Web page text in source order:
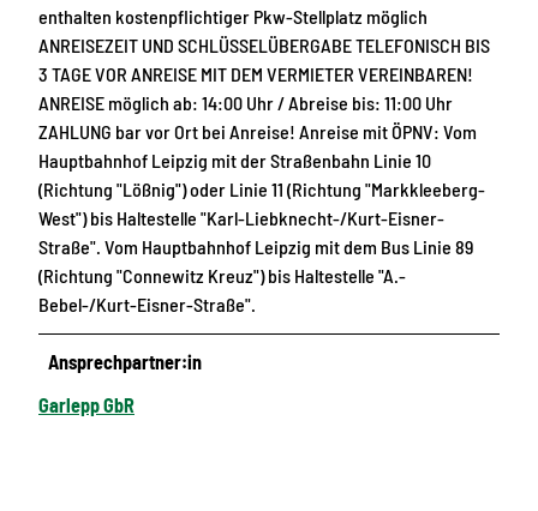
enthalten kostenpflichtiger Pkw-Stellplatz möglich
ANREISEZEIT UND SCHLÜSSELÜBERGABE TELEFONISCH BIS
3 TAGE VOR ANREISE MIT DEM VERMIETER VEREINBAREN!
ANREISE möglich ab: 14:00 Uhr / Abreise bis: 11:00 Uhr
ZAHLUNG bar vor Ort bei Anreise! Anreise mit ÖPNV: Vom
Hauptbahnhof Leipzig mit der Straßenbahn Linie 10
(Richtung "Lößnig") oder Linie 11 (Richtung "Markkleeberg-
West") bis Haltestelle "Karl-Liebknecht-/Kurt-Eisner-
Straße". Vom Hauptbahnhof Leipzig mit dem Bus Linie 89
(Richtung "Connewitz Kreuz") bis Haltestelle "A.-
Bebel-/Kurt-Eisner-Straße".
Ansprechpartner:in
Garlepp GbR